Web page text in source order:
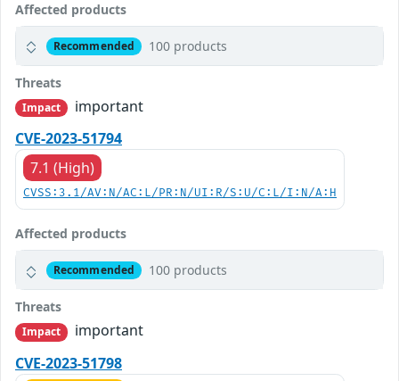
Affected products
Recommended 100 products
Threats
Impact
important
CVE-2023-51794
7.1 (High)
CVSS:3.1/AV:N/AC:L/PR:N/UI:R/S:U/C:L/I:N/A:H
Affected products
Recommended 100 products
Threats
Impact
important
CVE-2023-51798